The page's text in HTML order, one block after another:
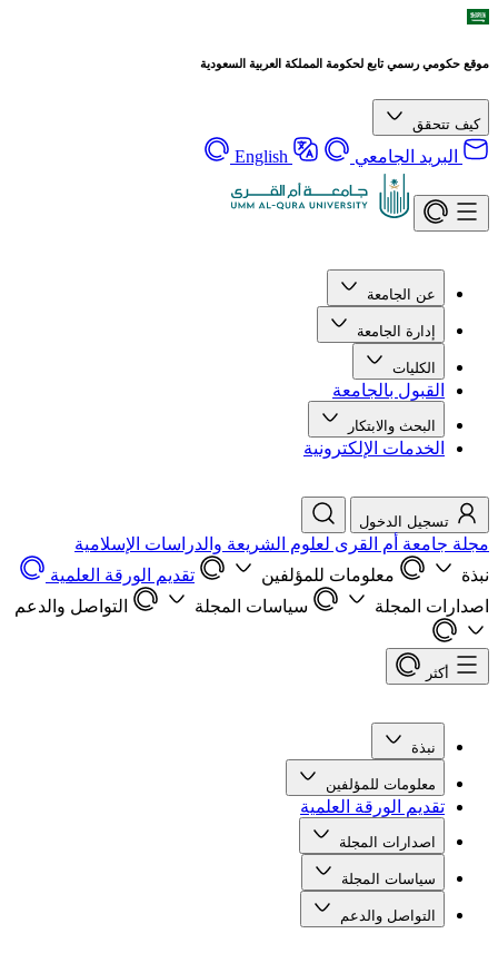
موقع حكومي رسمي تابع لحكومة المملكة العربية السعودية
كيف تتحقق
البريد الجامعي English
عن الجامعة
إدارة الجامعة
الكليات
القبول بالجامعة
البحث والابتكار
الخدمات الإلكترونية
تسجيل الدخول
مجلة جامعة أم القرى لعلوم الشريعة والدراسات الإسلامية
نبذة
معلومات للمؤلفين
تقديم الورقة العلمية
اصدارات المجلة
سياسات المجلة التواصل والدعم
أكثر
نبذة
معلومات للمؤلفين
تقديم الورقة العلمية
اصدارات المجلة
سياسات المجلة
التواصل والدعم